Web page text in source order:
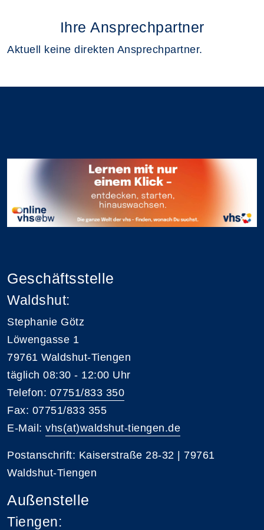
Ihre Ansprechpartner
Aktuell keine direkten Ansprechpartner.
Geschäftsstelle
Waldshut:
Stephanie Götz
Löwengasse 1
79761 Waldshut-Tiengen
täglich 08:30 - 12:00 Uhr
Telefon: 07751/833 350
Fax: 07751/833 355
E-Mail: vhs(at)waldshut-tiengen.de
Postanschrift: Kaiserstraße 28-32 | 79761
Waldshut-Tiengen
Außenstelle
Tiengen: